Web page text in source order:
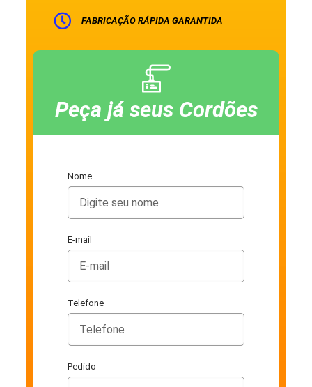
FABRICAÇÃO RÁPIDA GARANTIDA
Peça já seus Cordões
Nome
E-mail
Telefone
Pedido